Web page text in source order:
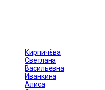
Кирпичёва
Светлана
Васильевна
Иванкина
Алиса